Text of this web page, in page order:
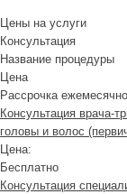
Цены на услуги
Консультация
Название процедуры
Цена
Рассрочка
Консультация врача-
головы и волос
Цена:
Бесплатно
Консультация